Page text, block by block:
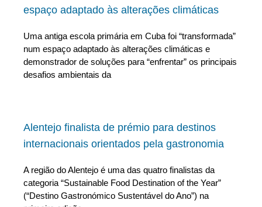
espaço adaptado às alterações climáticas
Uma antiga escola primária em Cuba foi “transformada”
num espaço adaptado às alterações climáticas e
demonstrador de soluções para “enfrentar” os principais
desafios ambientais da
Alentejo finalista de prémio para destinos
internacionais orientados pela gastronomia
A região do Alentejo é uma das quatro finalistas da
categoria “Sustainable Food Destination of the Year”
(“Destino Gastronómico Sustentável do Ano”) na